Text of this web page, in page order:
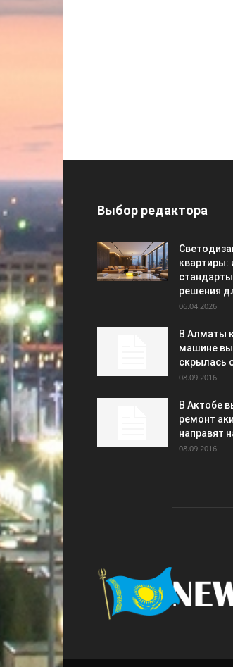
Выбор редактора
квартиры:
решения
06.04.2026
В Алматы
машине
скрылась
08.09.2016
В Актобе
ремонт
направят
08.09.2016